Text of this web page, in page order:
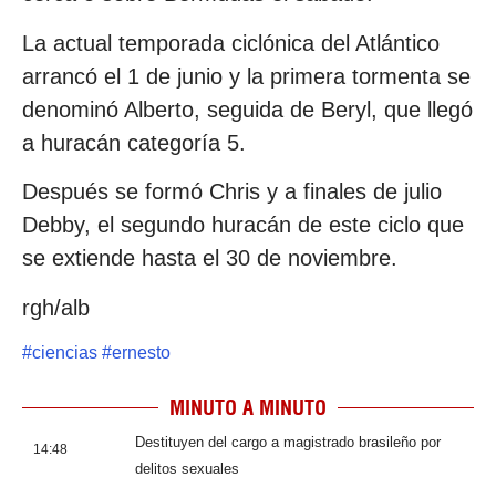
La actual temporada ciclónica del Atlántico
arrancó el 1 de junio y la primera tormenta se
denominó Alberto, seguida de Beryl, que llegó
a huracán categoría 5.
Después se formó Chris y a finales de julio
Debby, el segundo huracán de este ciclo que
se extiende hasta el 30 de noviembre.
rgh/alb
#ciencias #ernesto
MINUTO A MINUTO
14:48
Destituyen del cargo a magistrado brasileño por
delitos sexuales